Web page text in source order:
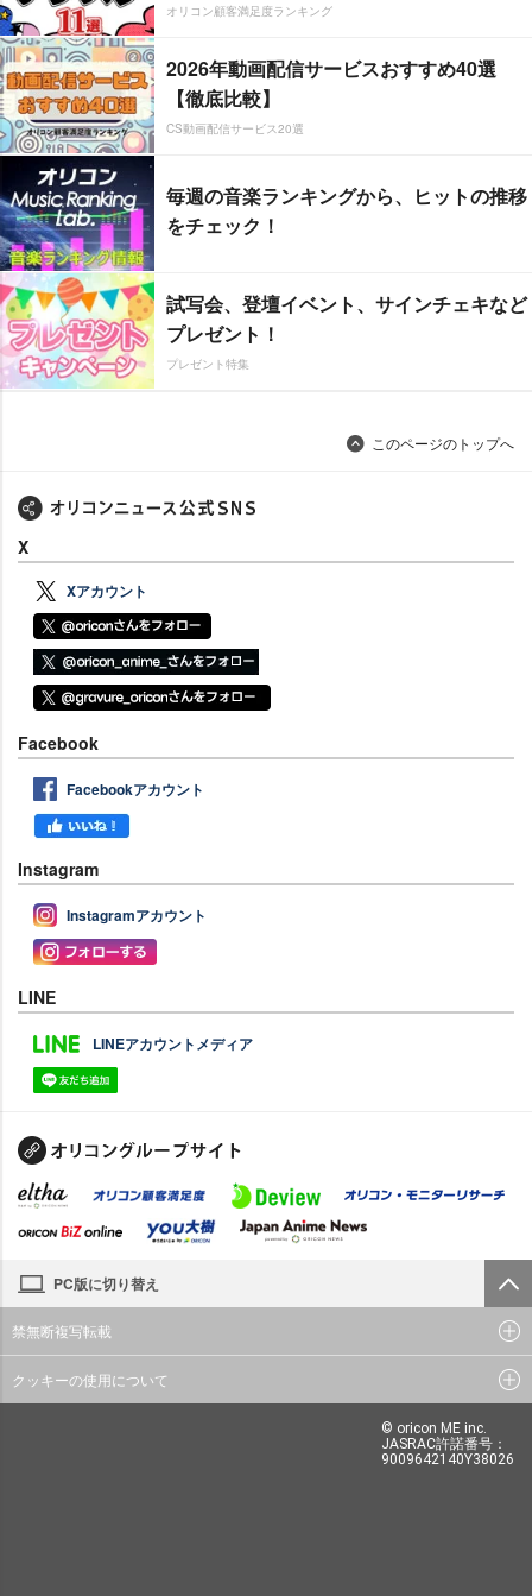
オリコン顧客満足度ランキング
2026年動画配信サービスおすすめ40選
【徹底比較】
CS動画配信サービス20選
毎週の音楽ランキングから、ヒットの推移
をチェック！
試写会、登壇イベント、サインチェキなど
プレゼント！
プレゼント特集
このページのトップへ
X
Xアカウント
Facebook
Facebookアカウント
Instagram
Instagramアカウント
LINE
LINEアカウントメディア
PC版に切り替え
禁無断複写転載
クッキーの使用について
© oricon ME inc.
JASRAC許諾番号：
9009642140Y38026